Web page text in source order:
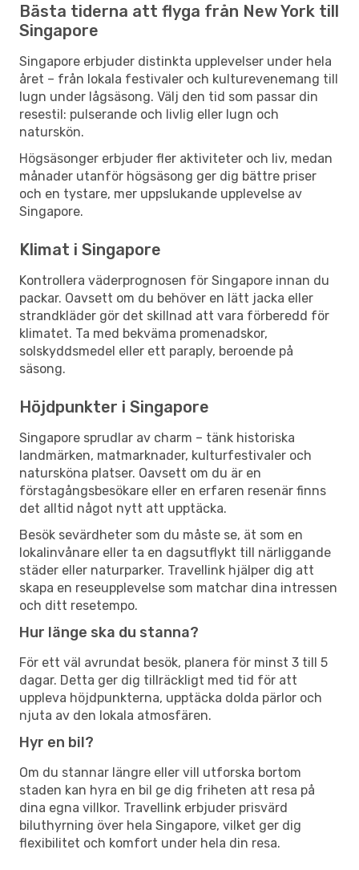
Bästa tiderna att flyga från New York till
Singapore
Singapore erbjuder distinkta upplevelser under hela
året – från lokala festivaler och kulturevenemang till
lugn under lågsäsong. Välj den tid som passar din
resestil: pulserande och livlig eller lugn och
naturskön.
Högsäsonger erbjuder fler aktiviteter och liv, medan
månader utanför högsäsong ger dig bättre priser
och en tystare, mer uppslukande upplevelse av
Singapore.
Klimat i Singapore
Kontrollera väderprognosen för Singapore innan du
packar. Oavsett om du behöver en lätt jacka eller
strandkläder gör det skillnad att vara förberedd för
klimatet. Ta med bekväma promenadskor,
solskyddsmedel eller ett paraply, beroende på
säsong.
Höjdpunkter i Singapore
Singapore sprudlar av charm – tänk historiska
landmärken, matmarknader, kulturfestivaler och
natursköna platser. Oavsett om du är en
förstagångsbesökare eller en erfaren resenär finns
det alltid något nytt att upptäcka.
Besök sevärdheter som du måste se, ät som en
lokalinvånare eller ta en dagsutflykt till närliggande
städer eller naturparker. Travellink hjälper dig att
skapa en reseupplevelse som matchar dina intressen
och ditt resetempo.
Hur länge ska du stanna?
För ett väl avrundat besök, planera för minst 3 till 5
dagar. Detta ger dig tillräckligt med tid för att
uppleva höjdpunkterna, upptäcka dolda pärlor och
njuta av den lokala atmosfären.
Hyr en bil?
Om du stannar längre eller vill utforska bortom
staden kan hyra en bil ge dig friheten att resa på
dina egna villkor. Travellink erbjuder prisvärd
biluthyrning över hela Singapore, vilket ger dig
flexibilitet och komfort under hela din resa.